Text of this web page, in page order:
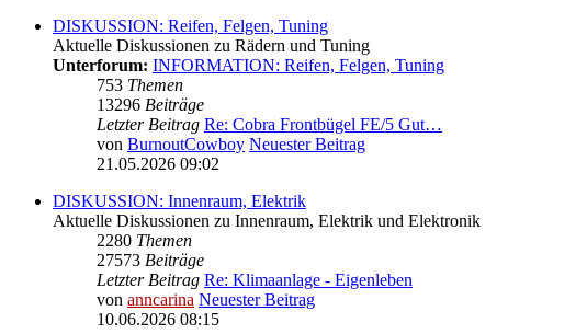
DISKUSSION: Reifen, Felgen, Tuning
Aktuelle Diskussionen zu Rädern und Tuning
Unterforum: INFORMATION: Reifen, Felgen, Tuning
753 Themen
13296 Beiträge
Letzter Beitrag Re: Cobra Frontbügel FE/5 Gut…
von BurnoutCowboy Neuester Beitrag
21.05.2026 09:02
DISKUSSION: Innenraum, Elektrik
Aktuelle Diskussionen zu Innenraum, Elektrik und Elektronik
2280 Themen
27573 Beiträge
Letzter Beitrag Re: Klimaanlage - Eigenleben
von anncarina Neuester Beitrag
10.06.2026 08:15